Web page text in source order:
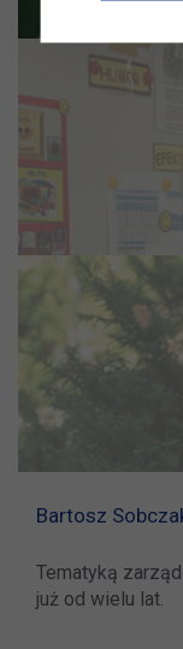
Bartosz
Tematyką
już od wielu lat.